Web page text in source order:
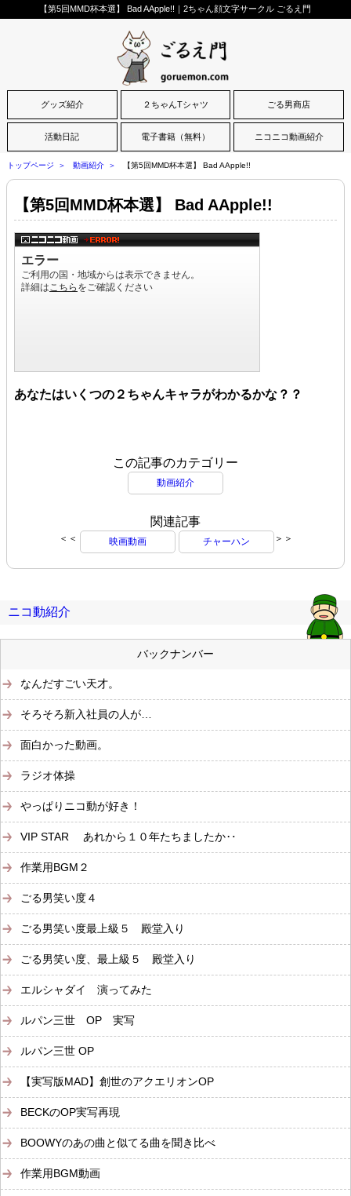
【第5回MMD杯本選】 Bad AApple!!｜2ちゃん顔文字サークル ごるえ門
グッズ紹介 ２ちゃんTシャツ ごる男商店
活動日記 電子書籍（無料） ニコニコ動画紹介
トップページ 動画紹介 【第5回MMD杯本選】 Bad AApple!!
【第5回MMD杯本選】 Bad AApple!!
あなたはいくつの２ちゃんキャラがわかるかな？？
この記事のカテゴリー
動画紹介
関連記事
＜＜ 映画動画 チャーハン ＞＞
ニコ動紹介
バックナンバー
なんだすごい天才。
そろそろ新入社員の人が…
面白かった動画。
ラジオ体操
やっぱりニコ動が好き！
VIP STAR あれから１０年たちましたか‥
作業用BGM２
ごる男笑い度４
ごる男笑い度最上級５ 殿堂入り
ごる男笑い度、最上級５ 殿堂入り
エルシャダイ 演ってみた
ルパン三世 OP 実写
ルパン三世 OP
【実写版MAD】創世のアクエリオンOP
BECKのOP実写再現
BOOWYのあの曲と似てる曲を聞き比べ
作業用BGM動画